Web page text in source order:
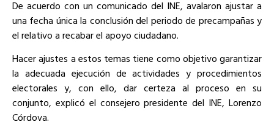
De acuerdo con un comunicado del INE, avalaron ajustar a
una fecha única la conclusión del periodo de precampañas y
el relativo a recabar el apoyo ciudadano.
Hacer ajustes a estos temas tiene como objetivo garantizar
la adecuada ejecución de actividades y procedimientos
electorales y, con ello, dar certeza al proceso en su
conjunto, explicó el consejero presidente del INE, Lorenzo
Córdova.